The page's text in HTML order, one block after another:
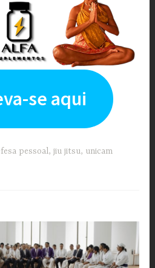
se aqui
pessoal,jiu jitsu, unicam